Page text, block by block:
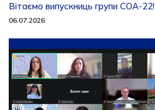
Вітаємо випускниць групи СОА-22!
06.07.2026